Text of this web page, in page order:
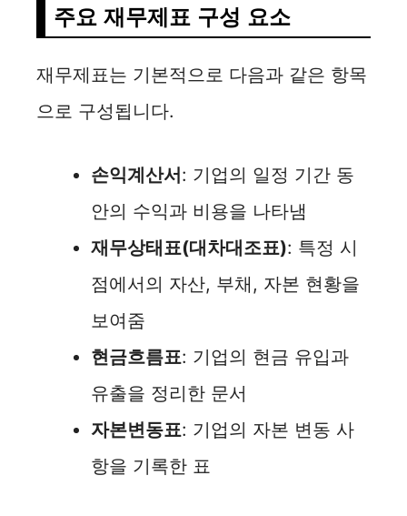
주요 재무제표 구성 요소
재무제표는 기본적으로 다음과 같은 항목
으로 구성됩니다.
손익계산서: 기업의 일정 기간 동
안의 수익과 비용을 나타냄
재무상태표(대차대조표): 특정 시
점에서의 자산, 부채, 자본 현황을
보여줌
현금흐름표: 기업의 현금 유입과
유출을 정리한 문서
자본변동표: 기업의 자본 변동 사
항을 기록한 표